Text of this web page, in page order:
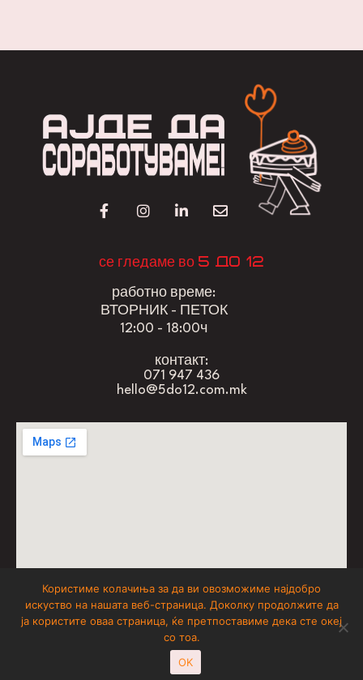
се гледаме во 5 до 12
работно време:
ВТОРНИК - ПЕТОК
12:00 - 18:00ч
контакт:
071 947 436
hello@5do12.com.mk
don’t forget to have fun
5 до 12, All Rights Reserved
Powered by
Користиме колачиња за да ви овозможиме најдобро
искуство на нашата веб-страница. Доколку продолжите да
ја користите оваа страница, ќе претпоставиме дека сте океј
со тоа.
OK